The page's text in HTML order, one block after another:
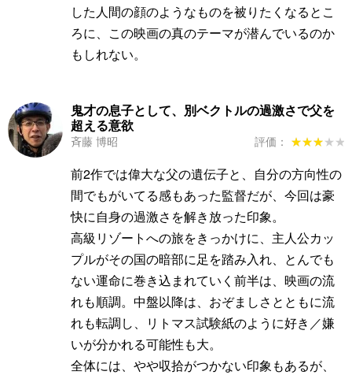
した人間の顔のようなものを被りたくなるとこ
ろに、この映画の真のテーマが潜んでいるのか
もしれない。
鬼才の息子として、別ベクトルの過激さで父を
超える意欲
斉藤 博昭 評価： ★★★★★
★★★★★
前2作では偉大な父の遺伝子と、自分の方向性の
間でもがいてる感もあった監督だが、今回は豪
快に自身の過激さを解き放った印象。
高級リゾートへの旅をきっかけに、主人公カッ
プルがその国の暗部に足を踏み入れ、とんでも
ない運命に巻き込まれていく前半は、映画の流
れも順調。中盤以降は、おぞましさとともに流
れも転調し、リトマス試験紙のように好き／嫌
いが分かれる可能性も大。
全体には、やや収拾がつかない印象もあるが、